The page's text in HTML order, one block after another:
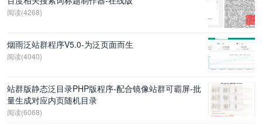
阅读(4268)
烟雨泛站群程序V5.0-为泛页面而生
阅读(4040)
站群版静态泛目录PHP版程序-配合镜像站群可霸屏-批
量生成对应内页随机目录
阅读(6068)